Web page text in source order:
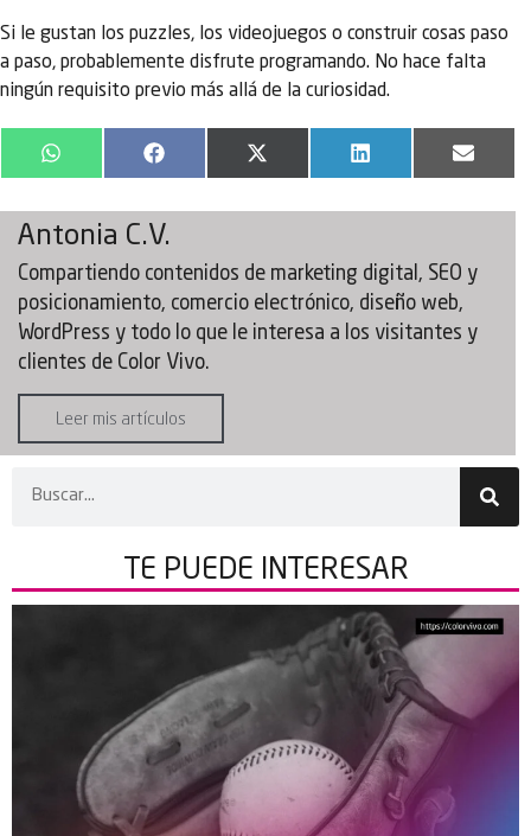
Si le gustan los puzzles, los videojuegos o construir cosas paso
a paso, probablemente disfrute programando. No hace falta
ningún requisito previo más allá de la curiosidad.
WhatsApp Facebook
X
(Twitter)
LinkedIn Email
Antonia C.V.
Compartiendo contenidos de marketing digital, SEO y
posicionamiento, comercio electrónico, diseño web,
WordPress y todo lo que le interesa a los visitantes y
clientes de Color Vivo.
Leer mis artículos
TE PUEDE INTERESAR